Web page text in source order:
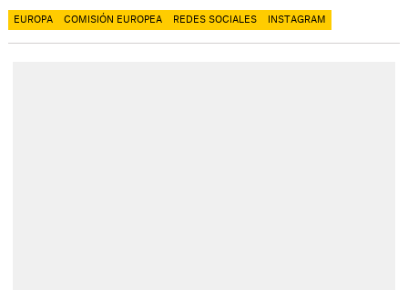
EUROPA COMISIÓN EUROPEA REDES SOCIALES INSTAGRAM